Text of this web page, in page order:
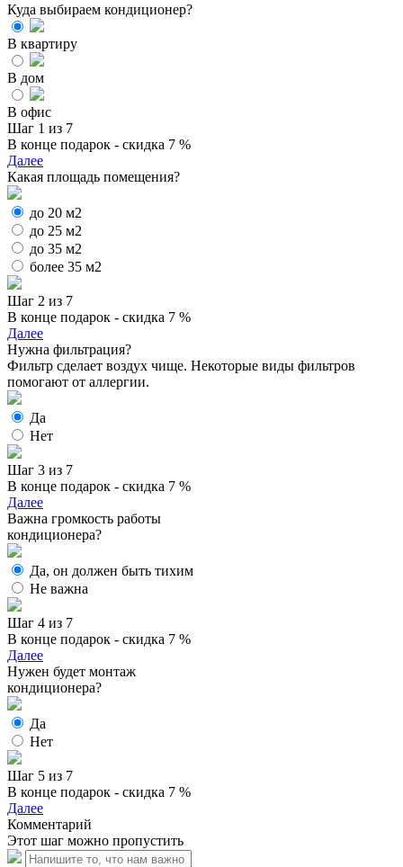
Куда выбираем кондиционер?
В квартиру
В дом
В офис
Шаг 1 из 7
В конце подарок - скидка 7 %
Далее
Какая площадь помещения?
до 20 м2
до 25 м2
до 35 м2
более 35 м2
Шаг 2 из 7
В конце подарок - скидка 7 %
Далее
Нужна фильтрация?
Фильтр сделает воздух чище. Некоторые виды фильтров
помогают от аллергии.
Да
Нет
Шаг 3 из 7
В конце подарок - скидка 7 %
Далее
Важна громкость работы
кондиционера?
Да, он должен быть тихим
Не важна
Шаг 4 из 7
В конце подарок - скидка 7 %
Далее
Нужен будет монтаж
кондиционера?
Да
Нет
Шаг 5 из 7
В конце подарок - скидка 7 %
Далее
Комментарий
Этот шаг можно пропустить